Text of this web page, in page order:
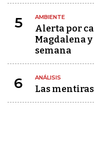
5 AMBIENTE
Alerta por
Magdalena
semana
6 ANÁLISIS
Las